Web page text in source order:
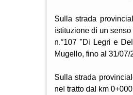
Sulla strada
istituzione di un
n.°107 "Di Legri e
Mugello, fino al 31/07/
Sulla strada
nel tratto dal km